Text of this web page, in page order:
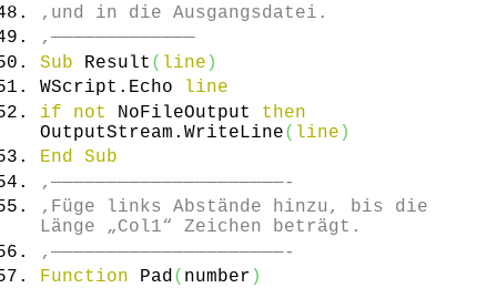
‚und in die Ausgangsdatei.
‚—————————————
Sub Result ( line )
WScript. Echo
line
if
not NoFileOutput then
OutputStream. WriteLine( line )
End
Sub
‚—————————————————————-
‚Füge links Abstände hinzu, bis die
Länge „Col1“ Zeichen beträgt.
‚—————————————————————-
Function Pad( number )